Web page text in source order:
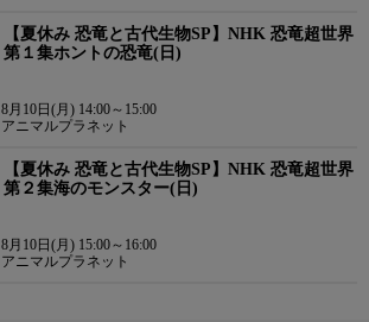
【夏休み 恐竜と古代生物SP】NHK 恐竜超世界
第１集ホントの恐竜(日)
8月10日(月) 14:00～15:00
アニマルプラネット
【夏休み 恐竜と古代生物SP】NHK 恐竜超世界
第２集海のモンスター(日)
8月10日(月) 15:00～16:00
アニマルプラネット